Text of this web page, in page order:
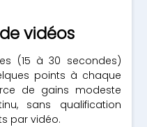
vidéos
(15 à 30 secondes)
points à chaque
de gains modeste
sans qualification
par vidéo.